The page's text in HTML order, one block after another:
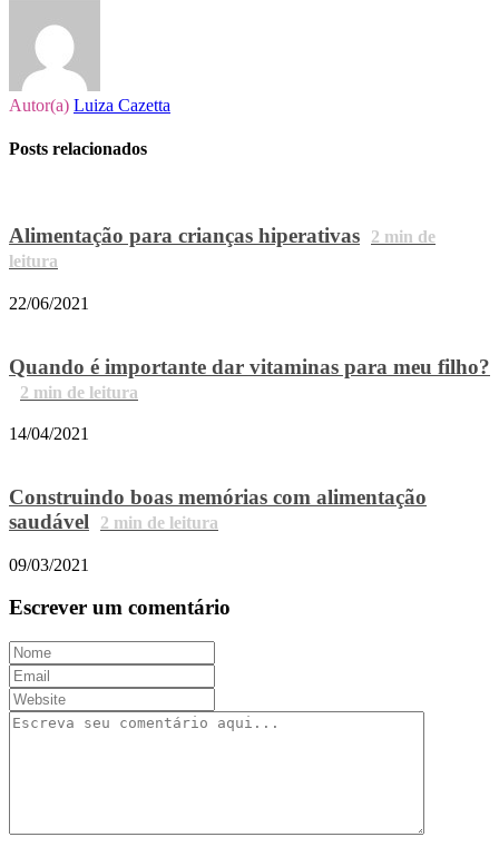
Autor(a) Luiza Cazetta
Posts relacionados
Alimentação para crianças hiperativas 2 min de
leitura
22/06/2021
Quando é importante dar vitaminas para meu filho?
2 min de leitura
14/04/2021
Construindo boas memórias com alimentação
saudável
2 min de leitura
09/03/2021
Escrever um comentário